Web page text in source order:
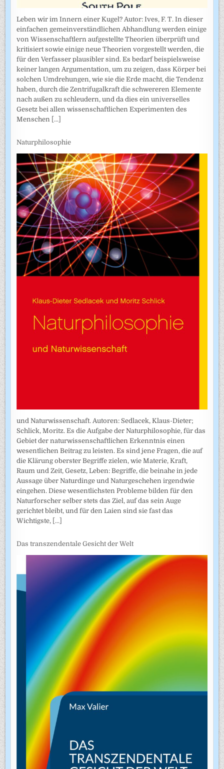
Leben wir im Innern einer Kugel? Autor: Ives, F. T. In dieser
einfachen gemeinverständlichen Abhandlung werden einige
von Wissenschaftlern aufgestellte Theorien überprüft und
kritisiert sowie einige neue Theorien vorgestellt werden, die
für den Verfasser plausibler sind. Es bedarf beispielsweise
keiner langen Argumentation, um zu zeigen, dass Körper bei
solchen Umdrehungen, wie sie die Erde macht, die Tendenz
haben, durch die Zentrifugalkraft die schwereren Elemente
nach außen zu schleudern, und da dies ein universelles
Gesetz bei allen wissenschaftlichen Experimenten des
Menschen [...]
Naturphilosophie
und Naturwissenschaft. Autoren: Sedlacek, Klaus-Dieter;
Schlick, Moritz. Es die Aufgabe der Naturphilosophie, für das
Gebiet der naturwissenschaftlichen Erkenntnis einen
wesentlichen Beitrag zu leisten. Es sind jene Fragen, die auf
die Klärung oberster Begriffe zielen, wie Materie, Kraft,
Raum und Zeit, Gesetz, Leben: Begriffe, die beinahe in jede
Aussage über Naturdinge und Naturgeschehen irgendwie
eingehen. Diese wesentlichsten Probleme bilden für den
Naturforscher selber stets das Ziel, auf das sein Auge
gerichtet bleibt, und für den Laien sind sie fast das
Wichtigste, [...]
Das transzendentale Gesicht der Welt